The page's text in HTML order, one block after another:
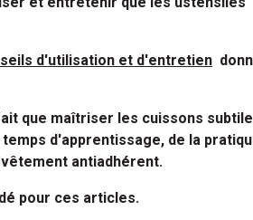
d'utilisation et d'entretien
que maîtriser les cuissons
d'apprentissage, de la
antiadhérent.
pour ces articles.